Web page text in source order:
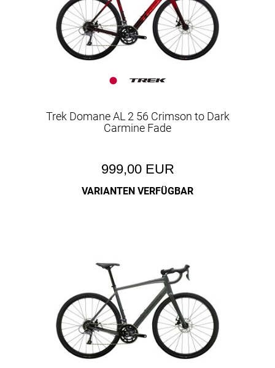
Trek Domane AL 2 56 Crimson to Dark
Carmine Fade
999,00 EUR
VARIANTEN VERFÜGBAR